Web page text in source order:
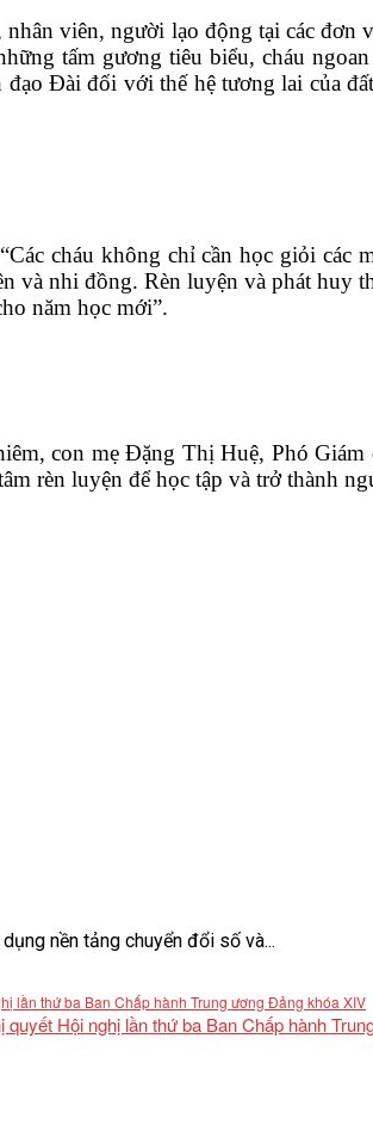
viên, người lạo động tại các
tấm gương tiêu biểu, cháu
đạo Đài đối với thế hệ tương lai của
cháu không chỉ cần học giỏi các
nhi đồng. Rèn luyện và phát huy
năm học mới”.
con mẹ Đặng Thị Huệ, Phó Giám
rèn luyện để học tập và trở thành
nền tảng chuyển đổi số và...
Hội nghị lần thứ ba Ban Chấp hành